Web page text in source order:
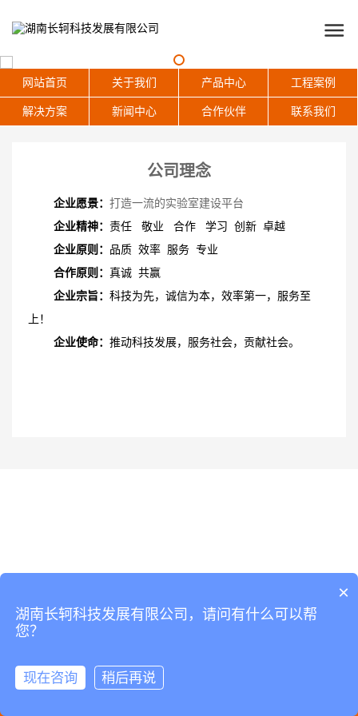
网站首页 关于我们 产品中心 工程案例
解决方案 新闻中心 合作伙伴 联系我们
公司理念
企业愿景： 打造一流的实验室建设平台
企业精神： 责任 敬业 合作 学习 创新 卓越
企业原则： 品质 效率 服务 专业
合作原则： 真诚 共赢
企业宗旨： 科技为先，诚信为本，效率第一，服务至
上！
企业使命： 推动科技发展，服务社会，贡献社会。
×
湖南长轲科技发展有限公司，请问有什么可以帮
您？
现在咨询 稍后再说